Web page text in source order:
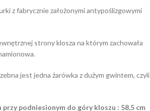
z fabrycznie założonymi antypoślizgowymi
strony klosza na którym zachowała
jest jedna żarówka z dużym gwintem, czyli
podniesionym do góry kloszu : 58,5 cm